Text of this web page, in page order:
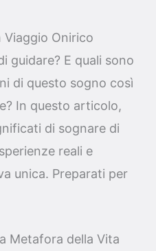
Viaggio Onirico
guidare? E quali sono
di questo sogno così
In questo articolo,
di sognare di
reali e
unica. Preparati per
Metafora della Vita